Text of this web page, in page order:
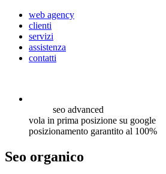
web agency
clienti
servizi
assistenza
contatti
seo advanced
vola in prima posizione su google
posizionamento garantito al 100%
Seo organico